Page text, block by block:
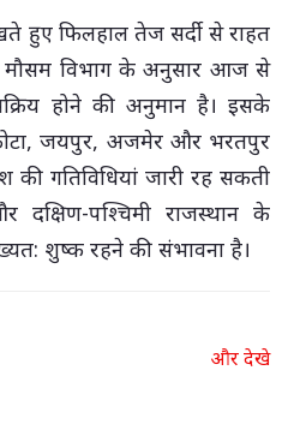
हुए फिलहाल तेज सर्दी से राहत
मौसम विभाग के अनुसार आज से
होने की अनुमान है। इसके
जयपुर, अजमेर और भरतपुर
गतिविधियां जारी रह सकती
पश्चिमी राजस्थान के
शुष्क रहने की संभावना है।
और देखे